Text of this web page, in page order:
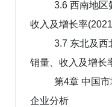
3.6 西南地区
收入及增长率
3.7 东北及西
销量、收入及增长
第4章 中国
企业分析